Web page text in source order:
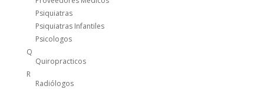
Psiquiatras
Psiquiatras Infantiles
Psicologos
Q
Quiropracticos
R
Radiólogos